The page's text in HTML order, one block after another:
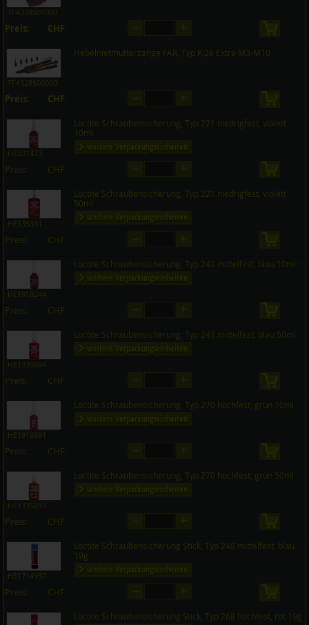
TF4328501000
Preis: CHF
TF4328500000
Hebelnietmutterzange FAR, Typ KJ29 Extra M3-M10
Preis: CHF
HE231473
Loctite Schraubensicherung, Typ 221 niedrigfest, violett
10ml
weitere Verpackungseinheiten
Preis: CHF
HE135331
Loctite Schraubensicherung, Typ 221 niedrigfest, violett
50ml
weitere Verpackungseinheiten
Preis: CHF
HE1918244
Loctite Schraubensicherung, Typ 243 mittelfest, blau 10ml
weitere Verpackungseinheiten
Preis: CHF
HE1335884
Loctite Schraubensicherung, Typ 243 mittelfest, blau 50ml
weitere Verpackungseinheiten
Preis: CHF
HE1918991
Loctite Schraubensicherung, Typ 270 hochfest, grün 10ml
weitere Verpackungseinheiten
Preis: CHF
HE1335897
Loctite Schraubensicherung, Typ 270 hochfest, grün 50ml
weitere Verpackungseinheiten
Preis: CHF
HE1714937
Loctite Schraubensicherung Stick, Typ 248 mittelfest, blau
19g
weitere Verpackungseinheiten
Preis: CHF
Loctite Schraubensicherung Stick, Typ 268 hochfest, rot 19g